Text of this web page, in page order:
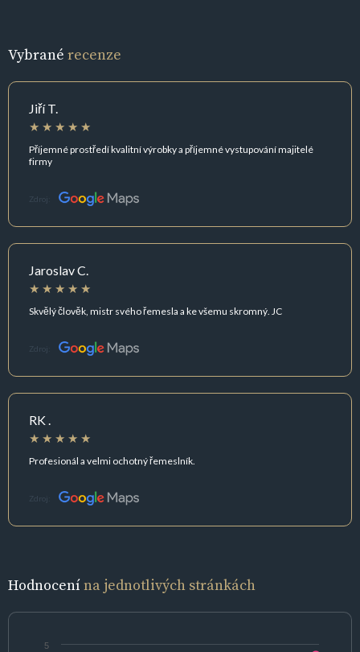
Vybrané recenze
Jiří T.
Příjemné prostředí kvalitní výrobky a příjemné vystupování majitelé
firmy
Zdroj:
Jaroslav C.
Skvělý člověk, mistr svého řemesla a ke všemu skromný. JC
Zdroj:
RK .
Profesionál a velmi ochotný řemeslník.
Zdroj:
Hodnocenína jednotlivých stránkách
5